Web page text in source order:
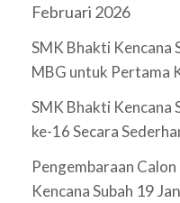
Februari 2026
SMK Bhakti Kencana
MBG untuk Pertama
SMK Bhakti Kencana
ke-16 Secara
Pengembaraan
Kencana Subah 19